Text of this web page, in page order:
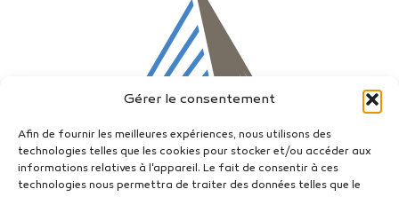
Gérer le consentement
Afin de fournir les meilleures expériences, nous utilisons des
technologies telles que les cookies pour stocker et/ou accéder aux
informations relatives à l'appareil. Le fait de consentir à ces
technologies nous permettra de traiter des données telles que le